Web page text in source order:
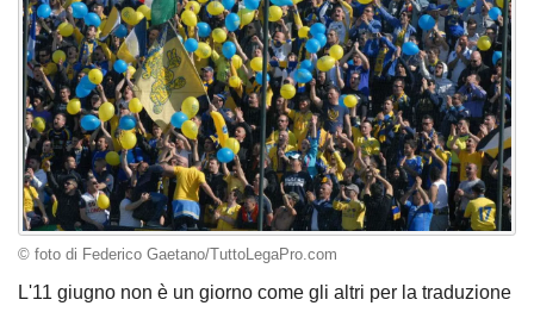
© foto di Federico Gaetano/TuttoLegaPro.com
L'11 giugno non è un giorno come gli altri per la traduzione